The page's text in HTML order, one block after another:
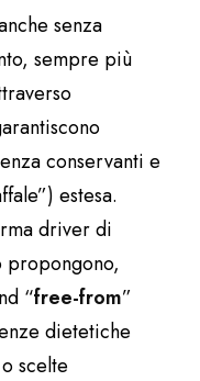
senza
sempre più
conservanti e
estesa.
driver di
“free-from”
dietetiche
scelte